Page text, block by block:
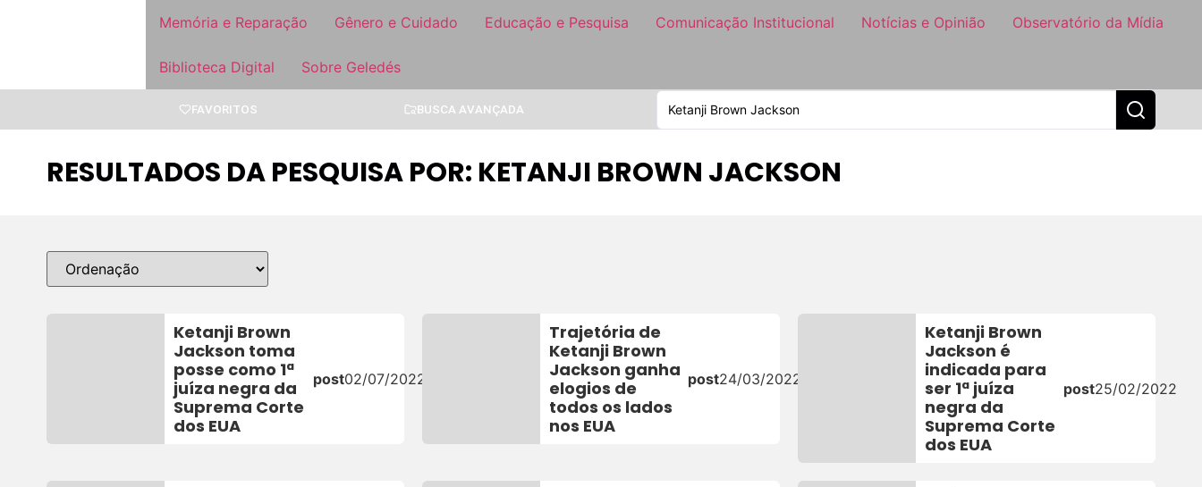
Memória e Reparação Gênero e Cuidado Educação e Pesquisa Comunicação Institucional Notícias e Opinião Observatório da Mídia
Biblioteca Digital Sobre Geledés
FAVORITOS BUSCA AVANÇADA
RESULTADOS DA PESQUISA POR: KETANJI BROWN JACKSON
Ketanji Brown
Jackson toma
posse como 1ª
juíza negra da
Suprema Corte
dos EUA
post02/07/2022
Trajetória de
Ketanji Brown
Jackson ganha
elogios de
todos os lados
nos EUA
post24/03/2022
Ketanji Brown
Jackson é
indicada para
ser 1ª juíza
negra da
Suprema Corte
dos EUA
post25/02/2022